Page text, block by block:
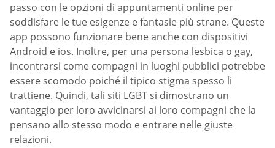
passo con le opzioni di appuntamenti online per
soddisfare le tue esigenze e fantasie più strane. Queste
app possono funzionare bene anche con dispositivi
Android e ios. Inoltre, per una persona lesbica o gay,
incontrarsi come compagni in luoghi pubblici potrebbe
essere scomodo poiché il tipico stigma spesso li
trattiene. Quindi, tali siti LGBT si dimostrano un
vantaggio per loro avvicinarsi ai loro compagni che la
pensano allo stesso modo e entrare nelle giuste
relazioni.